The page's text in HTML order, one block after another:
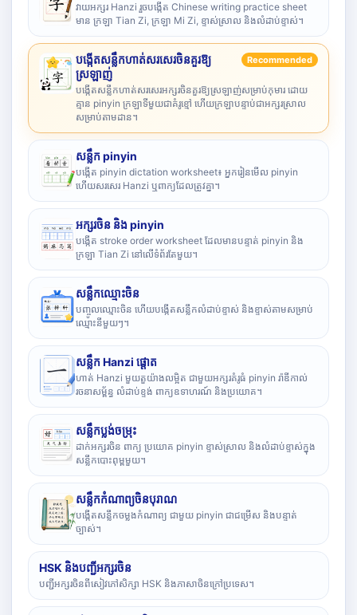
វាយអក្សរ Hanzi រួចបង្កើត Chinese writing practice sheet
មាន ក្រឡា Tian Zi, ក្រឡា Mi Zi, ខ្ទាស់ស្រាល និងលំដាប់ខ្ទាស់។
បង្កើតសន្លឹកហាត់សរសេរចិនគួរឱ្យ
ស្រឡាញ់
Recommended
បង្កើតសន្លឹកហាត់សរសេរអក្សរចិនគួរឱ្យស្រឡាញ់សម្រាប់កុមារ ដោយ
គ្មាន pinyin ក្រឡាទីមួយជាគំរូខ្មៅ ហើយក្រឡាបន្ទាប់ជាអក្សរស្រាល
សម្រាប់តាមដាន។
សន្លឹក pinyin
បង្កើត pinyin dictation worksheet៖ អ្នករៀនមើល pinyin
ហើយសរសេរ Hanzi ឬពាក្យដែលត្រូវគ្នា។
អក្សរចិន និង pinyin
បង្កើត stroke order worksheet ដែលមានបន្ទាត់ pinyin និង
ក្រឡា Tian Zi នៅលើទំព័រតែមួយ។
សន្លឹកឈ្មោះចិន
បញ្ចូលឈ្មោះចិន ហើយបង្កើតសន្លឹកលំដាប់ខ្ទាស់ និងខ្ទាស់តាមសម្រាប់
ឈ្មោះនីមួយៗ។
សន្លឹក Hanzi ផ្តោត
ហាត់ Hanzi មួយតួយ៉ាងលម្អិត ជាមួយអក្សរគំរូធំ pinyin រ៉ាឌីកាល់
រចនាសម្ព័ន្ធ លំដាប់ខ្ទង់ ពាក្យឧទាហរណ៍ និងប្រយោគ។
សន្លឹកប្លង់ចម្រុះ
ដាក់អក្សរចិន ពាក្យ ប្រយោគ pinyin ខ្ទាស់ស្រាល និងលំដាប់ខ្ទាស់ក្នុង
សន្លឹកបោះពុម្ពមួយ។
សន្លឹកកំណាព្យចិនបុរាណ
បង្កើតសន្លឹកចម្លងកំណាព្យ ជាមួយ pinyin ជាជម្រើស និងបន្ទាត់
ច្បាស់។
HSK និងបញ្ជីអក្សរចិន
បញ្ជីអក្សរចិនពីសៀវភៅសិក្សា HSK និងភាសាចិនក្រៅប្រទេស។